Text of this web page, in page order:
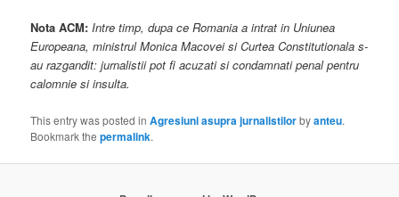
Nota ACM: Intre timp, dupa ce Romania a intrat in Uniunea
Europeana, ministrul Monica Macovei si Curtea Constitutionala s-
au razgandit: jurnalistii pot fi acuzati si condamnati penal pentru
calomnie si insulta.
This entry was posted inAgresiuni asupra jurnalistilorbyanteu.
Bookmark thepermalink.